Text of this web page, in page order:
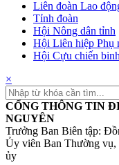
Liên đoàn Lao
Tỉnh đoàn
Hội Nông dân tỉnh
Hội Liên hiệp Phụ
Hội Cựu chiến
×
CỔNG THÔNG TIN
NGUYÊN
Trưởng Ban Biên tập:
Ủy viên Ban Thường vụ,
ủy